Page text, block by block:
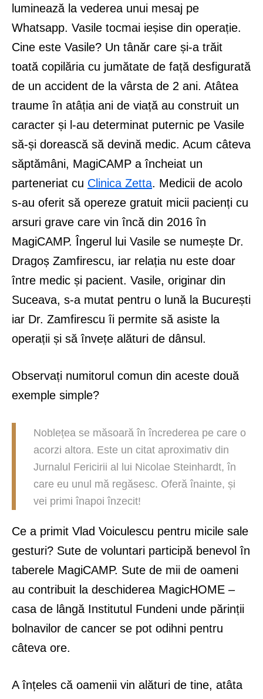
luminează la vederea unui mesaj pe
Whatsapp. Vasile tocmai ieșise din operație.
Cine este Vasile? Un tânăr care și-a trăit
toată copilăria cu jumătate de față desfigurată
de un accident de la vârsta de 2 ani. Atâtea
traume în atâția ani de viață au construit un
caracter și l-au determinat puternic pe Vasile
să-și dorească să devină medic. Acum câteva
săptămâni, MagiCAMP a încheiat un
parteneriat cu Clinica Zetta. Medicii de acolo
s-au oferit să opereze gratuit micii pacienți cu
arsuri grave care vin încă din 2016 în
MagiCAMP. Îngerul lui Vasile se numește Dr.
Dragoș Zamfirescu, iar relația nu este doar
între medic și pacient. Vasile, originar din
Suceava, s-a mutat pentru o lună la București
iar Dr. Zamfirescu îi permite să asiste la
operații și să învețe alături de dânsul.
Observați numitorul comun din aceste două
exemple simple?
Noblețea se măsoară în încrederea pe care o
acorzi altora. Este un citat aproximativ din
Jurnalul Fericirii al lui Nicolae Steinhardt, în
care eu unul mă regăsesc. Oferă înainte, și
vei primi înapoi înzecit!
Ce a primit Vlad Voiculescu pentru micile sale
gesturi? Sute de voluntari participă benevol în
taberele MagiCAMP. Sute de mii de oameni
au contribuit la deschiderea MagicHOME –
casa de lângă Institutul Fundeni unde părinții
bolnavilor de cancer se pot odihni pentru
câteva ore.
A înțeles că oamenii vin alături de tine, atâta